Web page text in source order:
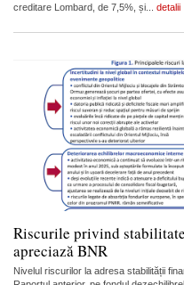
creditare Lombard, de 7,5%, și... detalii
Riscurile privind
apreciază BNR
Nivelul riscurilor la adresa stabilității